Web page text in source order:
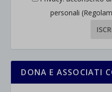
personali
DONA E ASSOCIATI